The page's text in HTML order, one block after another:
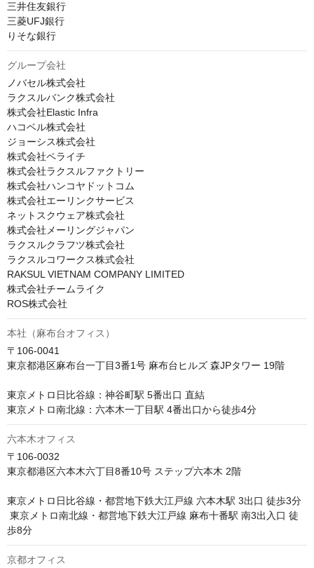
三井住友銀行
三菱UFJ銀行
りそな銀行
グループ会社
ノバセル株式会社
ラクスルバンク株式会社
株式会社Elastic Infra
ハコベル株式会社
ジョーシス株式会社
株式会社ペライチ
株式会社ラクスルファクトリー
株式会社ハンコヤドットコム
株式会社エーリンクサービス
ネットスクウェア株式会社
株式会社メーリングジャパン
ラクスルクラフツ株式会社
ラクスルコワークス株式会社
RAKSUL VIETNAM COMPANY LIMITED
株式会社チームライク
ROS株式会社
本社（麻布台オフィス）
〒106-0041
東京都港区麻布台一丁目3番1号 麻布台ヒルズ 森JPタワー 19階
東京メトロ日比谷線：神谷町駅 5番出口 直結
東京メトロ南北線：六本木一丁目駅 4番出口から徒歩4分
六本木オフィス
〒106-0032
東京都港区六本木六丁目8番10号 ステップ六本木 2階
東京メトロ日比谷線・都営地下鉄大江戸線 六本木駅 3出口 徒歩3分
歩8分
京都オフィス